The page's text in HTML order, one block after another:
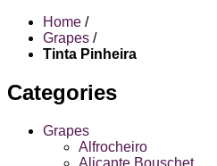
Home /
Grapes /
Tinta Pinheira
Categories
Grapes
Alfrocheiro
Alicante Bouschet